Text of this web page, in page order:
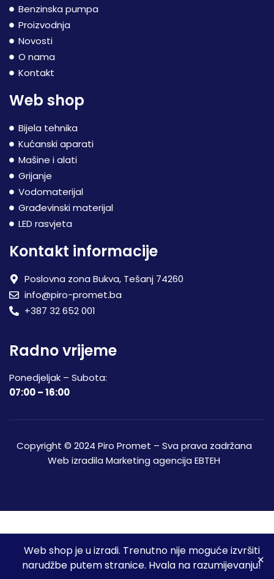
Web shop je u izradi. Trenutno nije moguće izvršiti
narudžbe putem stranice. Hvala na razumijevanju!
Benzinska pumpa
Proizvodnja
Novosti
O nama
Kontakt
Web shop
Bijela tehnika
Kućanski aparati
Mašine i alati
Grijanje
Vodomaterijal
Građevinski materijal
LED rasvjeta
Kontakt informacije
Poslovna zona Bukva, Tešanj 74260
info@piro-promet.ba
+387 32 652 001
Radno vrijeme
Ponedjeljak – Subota:
07:00 – 16:00
Copyright © 2024 Piro Promet – Sva prava zadržana
Web izradila Marketing agencija EBTEH
Moj račun